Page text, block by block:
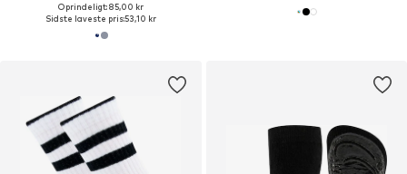
Oprindeligt: 85,00 kr
Sidste laveste pris:53,10 kr